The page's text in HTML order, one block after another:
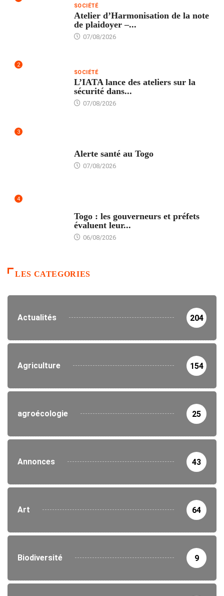
SOCIÉTÉ
Atelier d’Harmonisation de la note
de plaidoyer –...
07/08/2026
2
SOCIÉTÉ
L’IATA lance des ateliers sur la
sécurité dans...
07/08/2026
3
Alerte santé au Togo
07/08/2026
4
Togo : les gouverneurs et préfets
évaluent leur...
06/08/2026
LES CATEGORIES
Actualités 204
Agriculture 154
agroécologie 25
Annonces 43
Art 64
Biodiversité 9